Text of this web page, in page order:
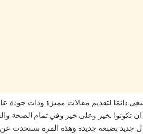
دائمًا لتقديم مقالات مميزة وذات جودة
ان تكونوا بخير وعلى خير وفي تمام الصحة
جديد بصبغة جديدة وهذه المرة سنتحدث عن